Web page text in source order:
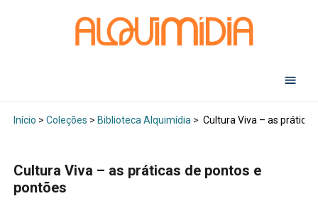
Início > Coleções > Biblioteca Alquimídia> Cultura Viva – as
Cultura Viva – as práticas de pontos e
pontões